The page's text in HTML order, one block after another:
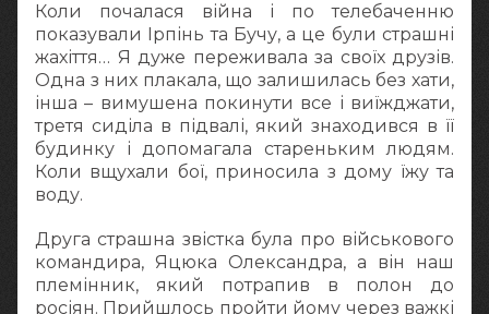
Коли почалася війна і по телебаченню
показували Ірпінь та Бучу, а це були страшні
жахіття… Я дуже переживала за своїх друзів.
Одна з них плакала, що залишилась без хати,
інша – вимушена покинути все і виїжджати,
третя сиділа в підвалі, який знаходився в її
будинку і допомагала стареньким людям.
Коли вщухали бої, приносила з дому їжу та
воду.
Друга страшна звістка була про військового
командира, Яцюка Олександра, а він наш
племінник, який потрапив в полон до
росіян. Прийшлось пройти йому через важкі